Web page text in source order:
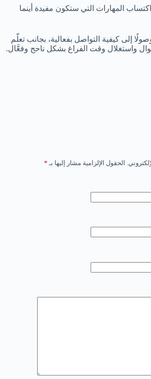
المهارات التي ستكون مفيدة أينما
إلى كيفية التواصل بفعالية، بجانب تعلّم
واستغلال وقت الفراغ بشكل ناحج وفعَّال.
الحقول الإلزامية مشار إليها بـ *